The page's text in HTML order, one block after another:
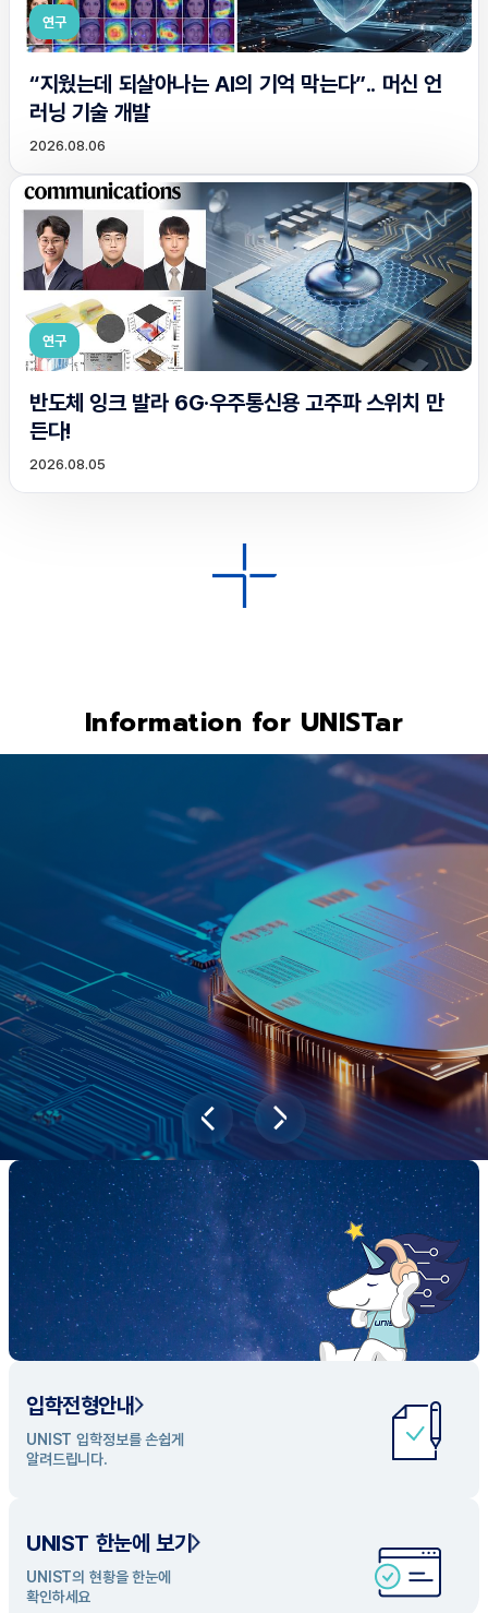
연구
“지웠는데 되살아나는 AI의 기억 막는다”.. 머신 언
러닝 기술 개발
2026.08.06
연구
반도체 잉크 발라 6G·우주통신용 고주파 스위치 만
든다!
2026.08.05
Information for UNISTar
과학기술이 바꿔놓을 2045년 대한민국
당신의 미래는?
대국민 설문조사 바로가기
UNIST 학과 소개
UNIST의 개성있는 학과들을
탐색해 보세요
입학전형안내
UNIST 입학정보를 손쉽게
알려드립니다.
UNIST 한눈에 보기
UNIST의 현황을 한눈에
확인하세요